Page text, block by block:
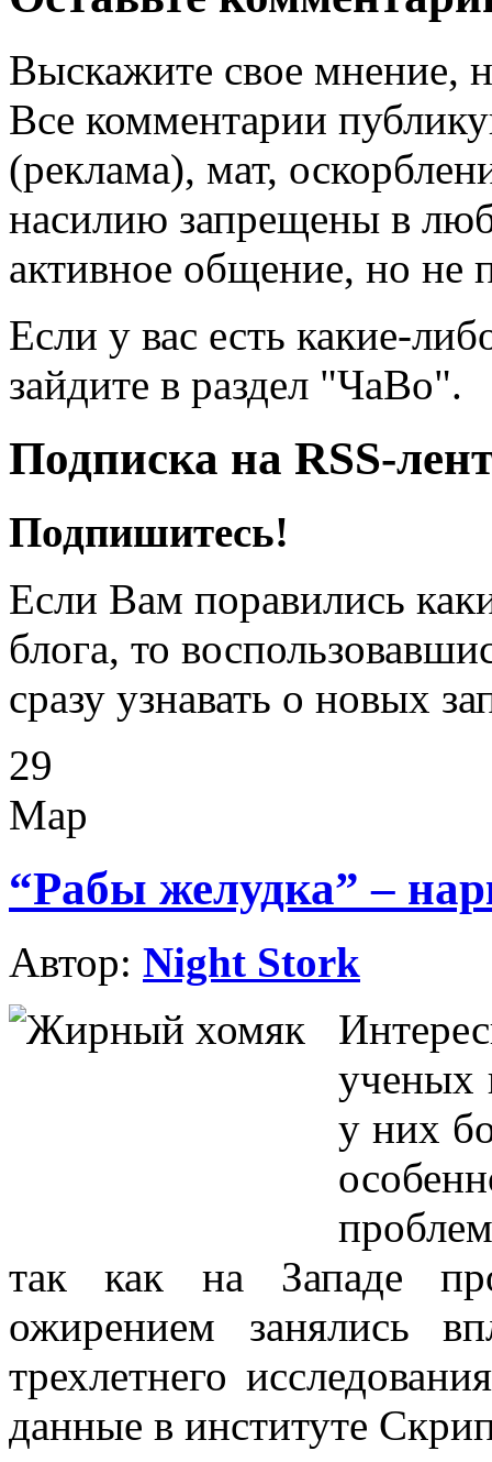
Выскажите свое мнение,
Все комментарии
(реклама), мат,
насилию запрещены в
активное общение, но не
Если у вас есть какие-
зайдите в раздел "ЧаВо".
Подписка на RSS-
Подпишитесь!
Если Вам поравились
блога, то
сразу узнавать о новых
29
Мар
“Рабы желудка” –
Автор: Night Stork
ученых
у них
так как на Западе
ожирением занялись
трехлетнего
данные в институте